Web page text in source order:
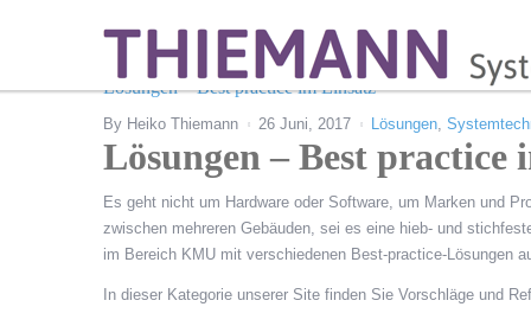
Lösungen – Best practice im Einsatz
By Heiko Thiemann 26 Juni, 2017 Lösungen,
Lösungen – Best practice
Es geht nicht um Hardware oder Software, um Marken und
zwischen mehreren Gebäuden, sei es eine hieb- und
im Bereich KMU mit verschiedenen Best-practice-Lösungen
In dieser Kategorie unserer Site finden Sie Vorschläge und